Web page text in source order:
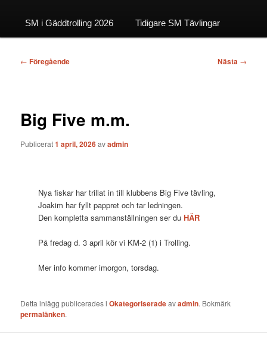
SM i Gäddtrolling 2026 Tidigare SM Tävlingar
Inläggsnavigering
← Föregående Nästa →
Big Five m.m.
Publicerat1 april, 2026avadmin
Nya fiskar har trillat in till klubbens Big Five tävling,
Joakim har fyllt pappret och tar ledningen.
Den kompletta sammanställningen ser duHÄR
På fredag d. 3 april kör vi KM-2 (1) i Trolling.
Mer info kommer imorgon, torsdag.
Detta inlägg publicerades iOkategoriseradeavadmin. Bokmärk
permalänken.